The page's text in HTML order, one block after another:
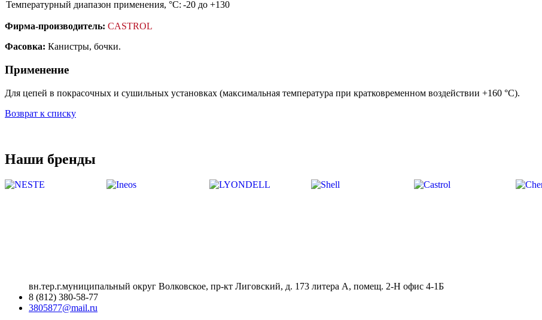
Температурный диапазон применения, °С: -20 до +130
Фирма-производитель: CASTROL
Фасовка: Канистры, бочки.
Применение
Для цепей в покрасочных и сушильных установках (максимальная температура при кратковременном воздействии +160 °С).
Возврат к списку
Наши бренды
вн.тер.г.муниципальный округ Волковское, пр-кт Лиговский, д. 173 литера А, помещ. 2-Н офис 4-1Б
8 (812) 380-58-77
3805877@mail.ru